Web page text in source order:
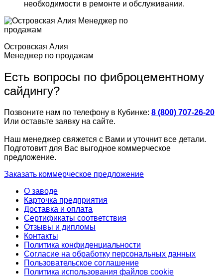
необходимости в ремонте и обслуживании.
Островская Алия
Менеджер по продажам
Есть вопросы по фиброцементному
сайдингу?
Позвоните нам по телефону в Кубинке: 8 (800) 707-26-20
Или оставьте заявку на сайте.
Наш менеджер свяжется с Вами и уточнит все детали.
Подготовит для Вас выгодное коммерческое
предложение.
Заказать коммерческое предложение
О заводе
Карточка предприятия
Доставка и оплата
Сертификаты соответствия
Отзывы и дипломы
Контакты
Политика конфиденциальности
Согласие на обработку персональных данных
Пользовательское соглашение
Политика использования файлов cookie